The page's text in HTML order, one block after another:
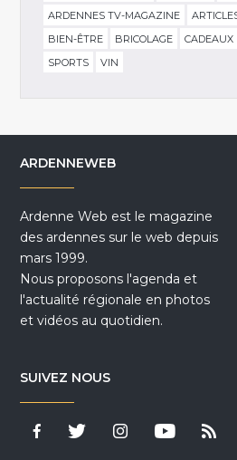
ARDENNES TV-MAGAZINE
BIEN-ÊTRE
BRICOLAGE CADEAUX
SPORTS
VIN
ARDENNEWEB
Ardenne Web est le magazine
des ardennes sur le web depuis
mars 1999.
Nous proposons l'agenda et
l'actualité régionale en photos
et vidéos au quotidien.
SUIVEZ NOUS